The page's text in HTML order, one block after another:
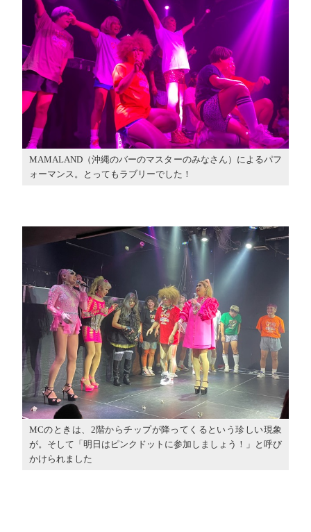
MAMALAND（沖縄のバーのマスターのみなさん）によるパフ
ォーマンス。とってもラブリーでした！
MCのときは、2階からチップが降ってくるという珍しい現象
が。そして「明日はピンクドットに参加しましょう！」と呼び
かけられました